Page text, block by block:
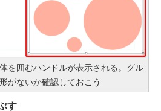
を囲むハンドルが表示される。グル
がないか確認しておこう
す